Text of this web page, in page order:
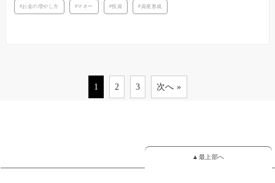
お金の増やし方 マネー 投資 資産形成
1 2 3 次へ »
▲最上部へ